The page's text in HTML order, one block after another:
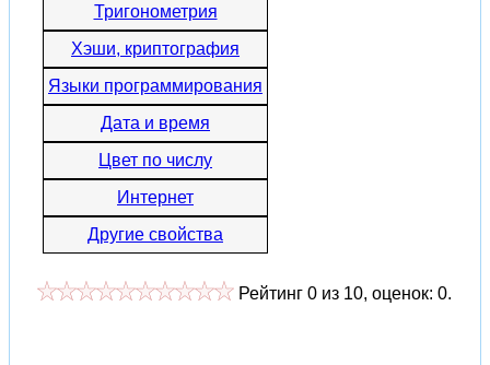
Тригонометрия
Хэши, криптография
Языки программирования
Дата и время
Цвет по числу
Интернет
Другие свойства
Рейтинг 0 из 10, оценок: 0.